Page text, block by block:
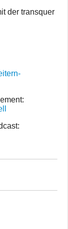
der transquer